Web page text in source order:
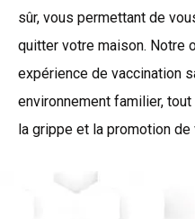
sûr, vous permettant de
quitter votre maison. Notre
expérience de vaccination
environnement familier,
la grippe et la promotion de